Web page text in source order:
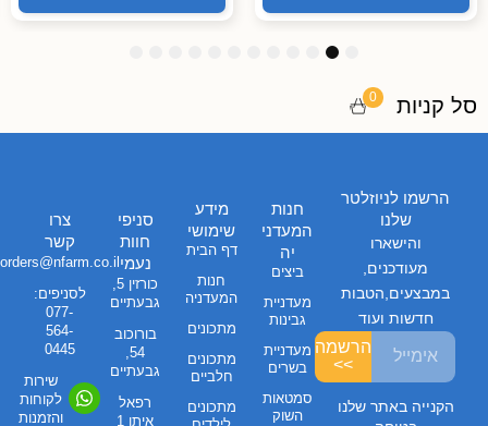
סל קניות 0
חנות
המעדני
יה
ביצים
מעדניית
גבינות
מעדניית
בשרים
סמטאות
השוק
מידע
שימושי
דף הבית
חנות
המעדניה
מתכונים
מתכונים
חלביים
מתכונים
סניפי
חוות
נעמי
כורזין 5,
גבעתיים
בורוכוב
54,
גבעתיים
רפאל
איתן 1
צרו
קשר
orders@nfarm.co.il
לסניפים:
077-
564-
0445
שירות
לקוחות
והזמנות
הרשמו לניוזלטר
שלנו
והישארו
מעודכנים,
במבצעים,הטבות
חדשות ועוד
הרשמה
>>
הקנייה באתר שלנו